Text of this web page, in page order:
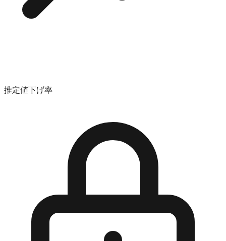
推定値下げ率